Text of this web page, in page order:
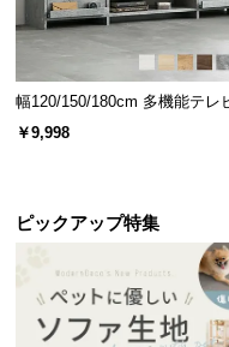
使い勝手の良いコ
便利な一口コンセン
ォンやタブレットな
幅120/150/180cm 多機能テレ
ード 木目/石目調 オープン収納
引き出し収納付き
￥9,998
ピックアップ特集